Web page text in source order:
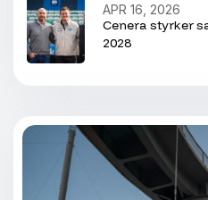
Cenera styrker
2028
APR 16, 2026